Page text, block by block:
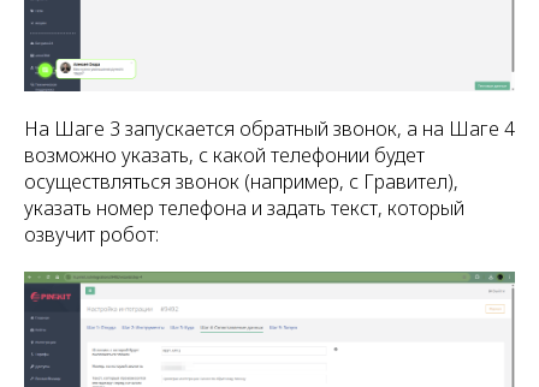
На Шаге 3 запускается обратный звонок, а на Шаге 4
возможно указать, с какой телефонии будет
осуществляться звонок (например, с Гравител),
указать номер телефона и задать текст, который
озвучит робот: